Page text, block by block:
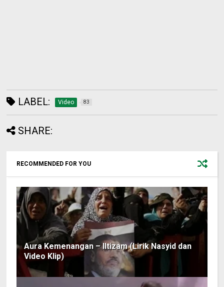
LABEL: Video 83
SHARE:
RECOMMENDED FOR YOU
Aura Kemenangan – Iltizam (Lirik Nasyid dan
Video Klip)